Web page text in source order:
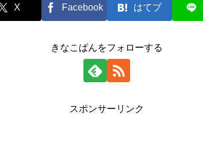
X Facebook はてブ
きなこぱんをフォローする
スポンサーリンク